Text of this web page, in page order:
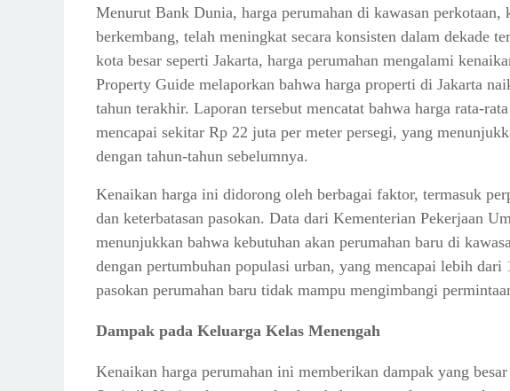
Menurut Bank Dunia, harga perumahan di kawasan perkotaan,
berkembang, telah meningkat secara konsisten dalam dekade
kota besar seperti Jakarta, harga perumahan mengalami
Property Guide melaporkan bahwa harga properti di Jakarta
tahun terakhir. Laporan tersebut mencatat bahwa harga rata-
mencapai sekitar Rp 22 juta per meter persegi, yang
dengan tahun-tahun sebelumnya.
Kenaikan harga ini didorong oleh berbagai faktor, termasuk
dan keterbatasan pasokan. Data dari Kementerian Pekerjaan
menunjukkan bahwa kebutuhan akan perumahan baru di
dengan pertumbuhan populasi urban, yang mencapai lebih dari
pasokan perumahan baru tidak mampu mengimbangi
Dampak pada Keluarga Kelas Menengah
Kenaikan harga perumahan ini memberikan dampak yang